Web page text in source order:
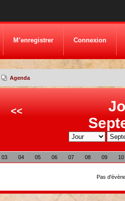
M’enregistrer Connexion
Agenda
<<
03 04 05 06 07 08 09 10
Pas